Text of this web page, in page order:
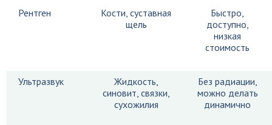
Рентген
Кости, суставная
щель
Быстро,
доступно,
низкая
стоимость
Ультразвук
Жидкость,
синовит, связки,
сухожилия
Без радиации,
можно делать
динамично